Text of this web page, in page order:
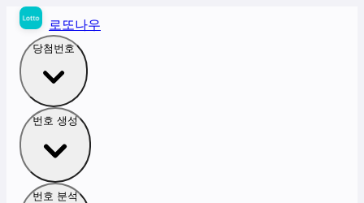
로또나우
당첨번호
번호 생성
번호 분석